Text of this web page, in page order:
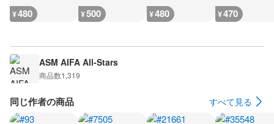
¥480 ¥500 ¥480 ¥470
ASM AIFA All-Stars
商品数1,319
同じ作者の商品 すべて見る